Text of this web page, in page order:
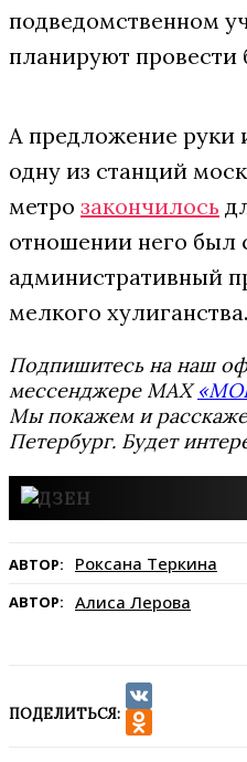
подведомственном
планируют
А предложение руки
одну из станций
метро закончилось
отношении него был
административный
мелкого хулиганства.
Подпишитесь на наш
мессенджере MAX
Мы покажем и
Петербург. Будет
АВТОР: Роксана Теркина
АВТОР: Алиса Лерова
ПОДЕЛИТЬСЯ:
VK